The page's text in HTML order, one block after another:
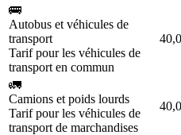
🚌
Autobus et véhicules de
transport
Tarif pour les véhicules de
transport en commun
🚛
Camions et poids lourds
Tarif pour les véhicules de
transport de marchandises